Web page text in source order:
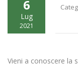
6
Lug
2021
Vieni a conoscere la